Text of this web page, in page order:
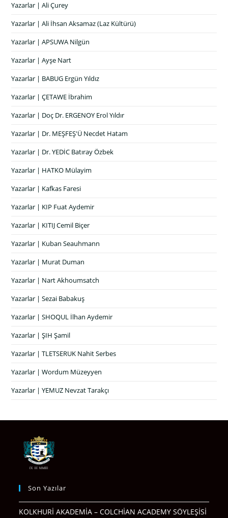
Yazarlar | Ali Çurey
Yazarlar | Ali İhsan Aksamaz (Laz Kültürü)
Yazarlar | APSUWA Nilgün
Yazarlar | Ayşe Nart
Yazarlar | BABUG Ergün Yıldız
Yazarlar | ÇETAWE İbrahim
Yazarlar | Doç Dr. ERGENOY Erol Yıldır
Yazarlar | Dr. MEŞFEŞ'Ü Necdet Hatam
Yazarlar | Dr. YEDİC Batıray Özbek
Yazarlar | HATKO Mülayim
Yazarlar | Kafkas Faresi
Yazarlar | KIP Fuat Aydemir
Yazarlar | KITIJ Cemil Biçer
Yazarlar | Kuban Seauhmann
Yazarlar | Murat Duman
Yazarlar | Nart Akhoumsatch
Yazarlar | Sezai Babakuş
Yazarlar | SHOQUL İlhan Aydemir
Yazarlar | ŞIH Şamil
Yazarlar | TLETSERUK Nahit Serbes
Yazarlar | Wordum Müzeyyen
Yazarlar | YEMUZ Nevzat Tarakçı
Son Yazılar
KOLKHURİ AKADEMİA – COLCHİAN ACADEMY SÖYLEŞİSİ